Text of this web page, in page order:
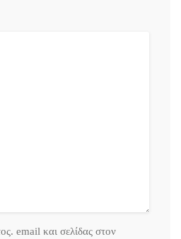
email και σελίδας στον